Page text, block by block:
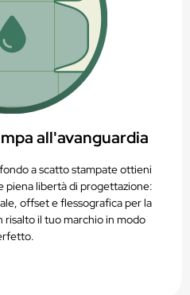
all'avanguardia
a scatto stampate ottieni
piena libertà di progettazione:
offset e flessografica per la
il tuo marchio in modo